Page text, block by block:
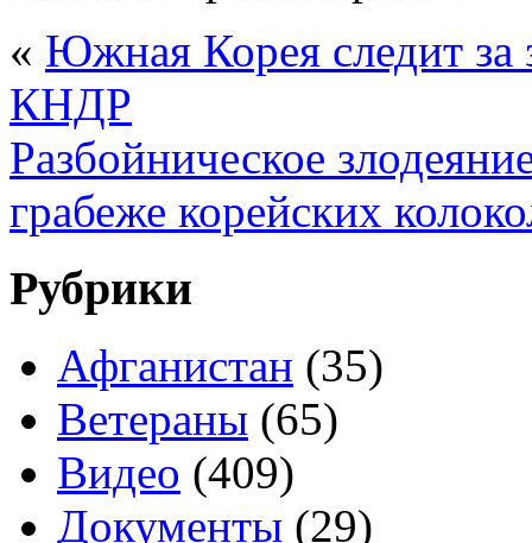
« Южная Корея следит
КНДР
Разбойническое
грабеже корейских
Рубрики
Афганистан (35)
Ветераны (65)
Видео (409)
Документы (29)